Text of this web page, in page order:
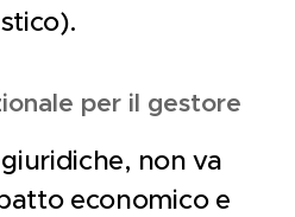
per il gestore
non va
economico e